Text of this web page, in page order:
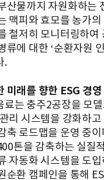
산물까지 자원화하는
맥피와 효모를 농가
철저히 모니터링하여
류에 대한 ‘순환자원
.
미래를 향한 ESG 경영
료는 충주2공장을 모
리 시스템을 강화하
축 로드맵을 운영 중
톤을 감축하는 실질
자동화 시스템을 도
순환 캠페인을 통해